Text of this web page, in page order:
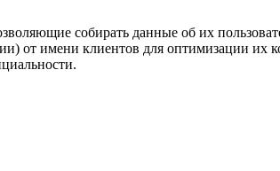
собирать данные об их
от имени клиентов для оптимизации их